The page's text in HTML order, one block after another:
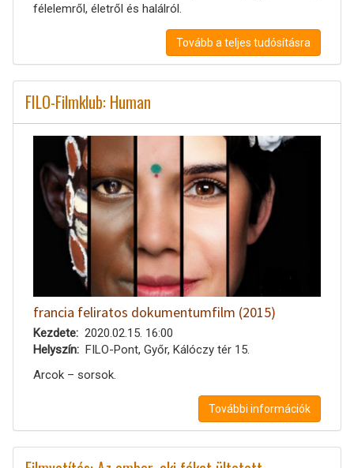
félelemről, életről és halálról.
Tovább a teljes tudósításra
FILO-Filmklub: Human
francia feliratos dokumentumfilm (2015)
Kezdete
2020.02.15. 16:00
Helyszín
FILO-Pont, Győr, Kálóczy tér 15.
Arcok – sorsok.
További információk